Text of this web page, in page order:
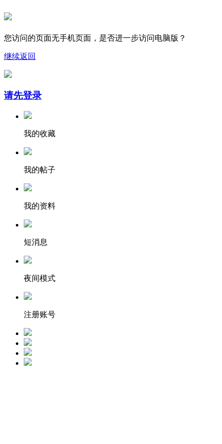
您访问的页面无手机页面，是否进一步访问电脑版？
继续返回
请先登录
我的收藏
我的帖子
我的资料
短消息
夜间模式
注册账号